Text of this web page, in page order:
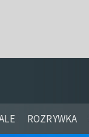
ROZRYWKA